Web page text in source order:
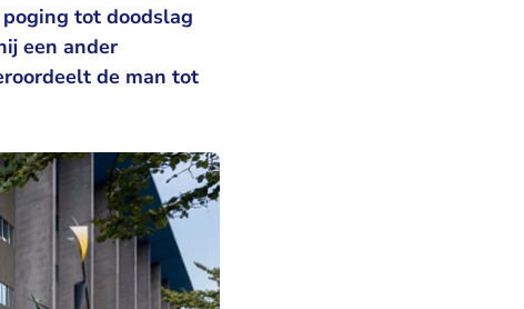
tot doodslag
een ander
de man tot